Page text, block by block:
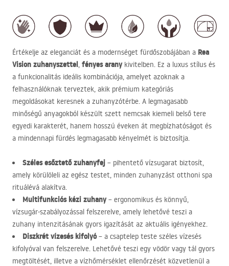
Értékelje az eleganciát és a modernséget fürdőszobájában a Rea
Vision zuhanyszettel, fényes aranykivitelben. Ez a luxus stílus és
a funkcionalitás ideális kombinációja, amelyet azoknak a
felhasználóknak terveztek, akik prémium kategóriás
megoldásokat keresnek a zuhanyzótérbe. A legmagasabb
minőségű anyagokból készült szett nemcsak kiemeli belső tere
egyedi karakterét, hanem hosszú éveken át megbízhatóságot és
a mindennapi fürdés legmagasabb kényelmét is biztosítja.
Széles esőztető zuhanyfej – pihentető vízsugarat biztosít,
amely körülöleli az egész testet, minden zuhanyzást otthoni spa
rituálévá alakítva.
Multifunkciós kézi zuhany– ergonomikus és könnyű,
vízsugár-szabályozással felszerelve, amely lehetővé teszi a
zuhany intenzitásának gyors igazítását az aktuális igényekhez.
Diszkrét vízesés kifolyó– a csaptelep teste széles vízesés
kifolyóval van felszerelve. Lehetővé teszi egy vödör vagy tál gyors
megtöltését, illetve a vízhőmérséklet ellenőrzését közvetlenül a